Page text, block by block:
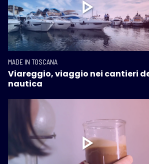
MADE IN TOSCANA
Viareggio, viaggio nei cantieri
nautica